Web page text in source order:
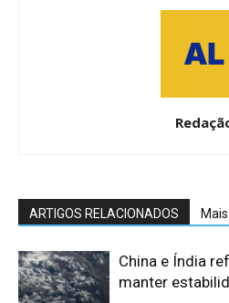
ARTIGOS RELACIONADOS
China e Índia
manter